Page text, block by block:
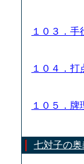
１０３．
１０４．
１０５．
七対子の奥